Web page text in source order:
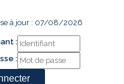
à jour : 07/08/2026
:
: